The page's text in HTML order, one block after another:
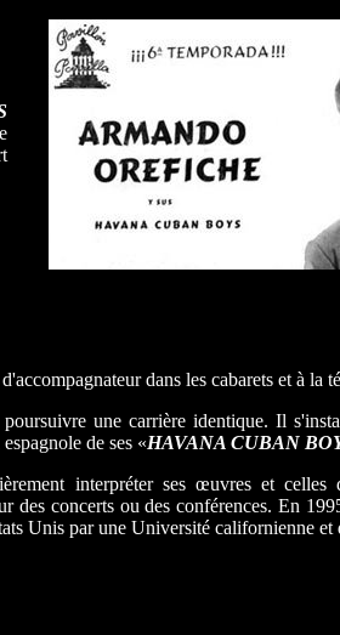
dans les cabarets et à la
une carrière identique. Il
de ses «HAVANA CUBAN
interpréter ses œuvres et celles
des concerts ou des conférences. En
Unis par une Université californienne et